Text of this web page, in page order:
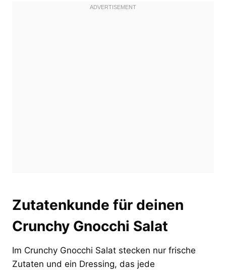
Zutatenkunde für deinen
Crunchy Gnocchi Salat
Im Crunchy Gnocchi Salat stecken nur frische
Zutaten und ein Dressing, das jede